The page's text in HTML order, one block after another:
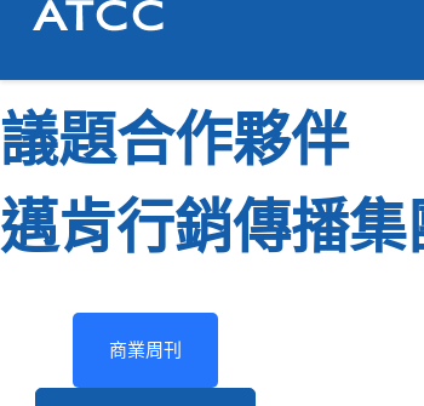
議題合作夥伴
邁肯行銷傳播集
商業周刊